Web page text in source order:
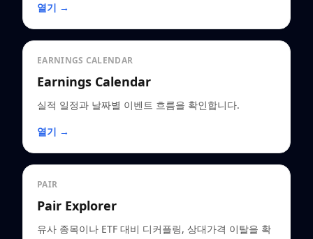
열기 →
EARNINGS CALENDAR
Earnings Calendar
실적 일정과 날짜별 이벤트 흐름을 확인합니다.
열기 →
PAIR
Pair Explorer
유사 종목이나 ETF 대비 디커플링, 상대가격 이탈을 확